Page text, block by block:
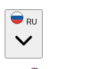
RU